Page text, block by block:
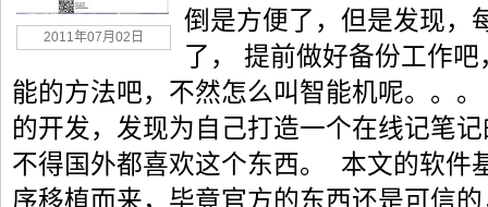
2011年07月02日
倒是方便了，但是发现，
了， 提前做好备份工作
能的方法吧，不然怎么叫智能机呢。。
的开发，发现为自己打造一个在线记笔
不得国外都喜欢这个东西。 本文的软件
序移植而来，毕竟官方的东西还是可信